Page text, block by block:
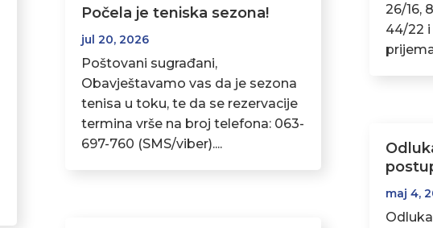
Počela je teniska sezona!
jul 20, 2026
Poštovani sugrađani,
Obavještavamo vas da je sezona
tenisa u toku, te da se rezervacije
termina vrše na broj telefona: 063-
697-760 (SMS/viber)....
26/16,
44/22
maj 4,